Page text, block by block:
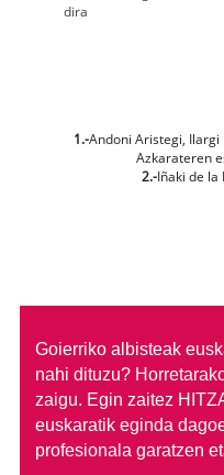
dira
1.-Andoni Aristegi, Ilargi
Azkarateren
2.-Iñaki de
Goierriko albisteak
nahi dituzu?
zaigu. Egin zaitez
euskaratik eginda
profesionala garatzen